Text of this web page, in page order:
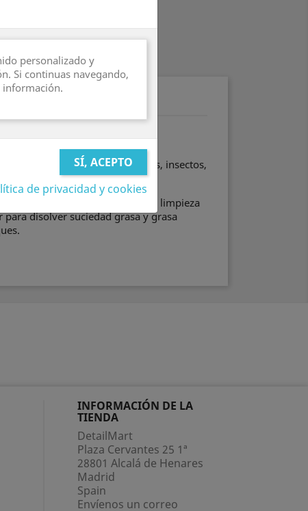
7 días
que elimina aceite, grasas, insectos,
ceras viejas y resina.
tratamiento y como agente de limpieza
disolver suciedad grasa y grasa
INFORMACIÓN DE LA
TIENDA
DetailMart
Plaza Cervantes 25 1ª
28801 Alcalá de Henares
Madrid
Spain
Envíenos un correo
personalizado y
Si continuas navegando,
información.
de privacidad y cookies